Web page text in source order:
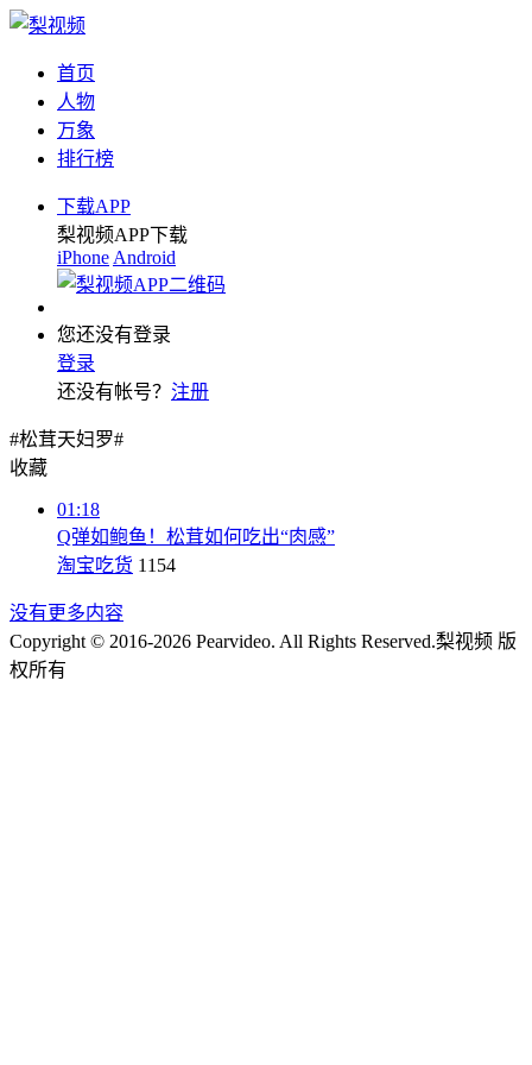
首页
人物
万象
排行榜
下载APP
梨视频APP下载
iPhone Android
您还没有登录
登录
还没有帐号？ 注册
#松茸天妇罗#
收藏
01:18
Q弹如鲍鱼！松茸如何吃出“肉感”
淘宝吃货 1154
没有更多内容
Copyright © 2016-2026 Pearvideo. All Rights Reserved.梨视频 版
权所有